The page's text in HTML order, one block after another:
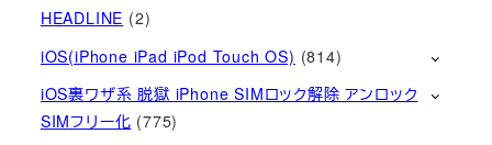
HEADLINE (2)
iOS(iPhone iPad iPod Touch OS) (814)
iOS裏ワザ系 脱獄 iPhone SIMロック解除 アンロック
SIMフリー化 (775)